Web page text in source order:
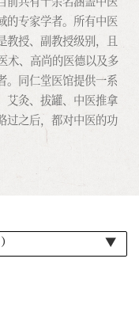
前共有十余名涵盖中医
的专家学者。所有中医
教授、副教授级别，且
术、高尚的医德以及多
。同仁堂医馆提供一系
艾灸、拔罐、中医推拿
过之后，都对中医的功